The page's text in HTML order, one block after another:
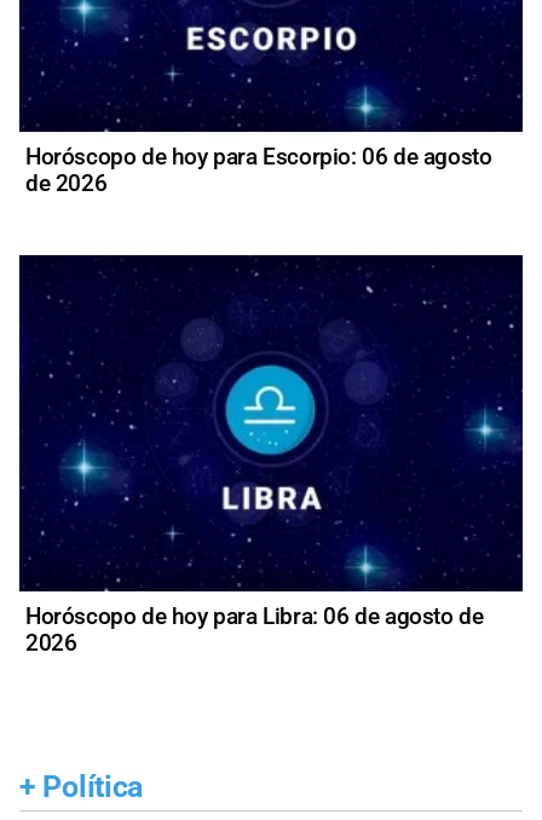
Horóscopo de hoy para Escorpio: 06 de agosto
de 2026
Horóscopo de hoy para Libra: 06 de agosto de
2026
+ Política